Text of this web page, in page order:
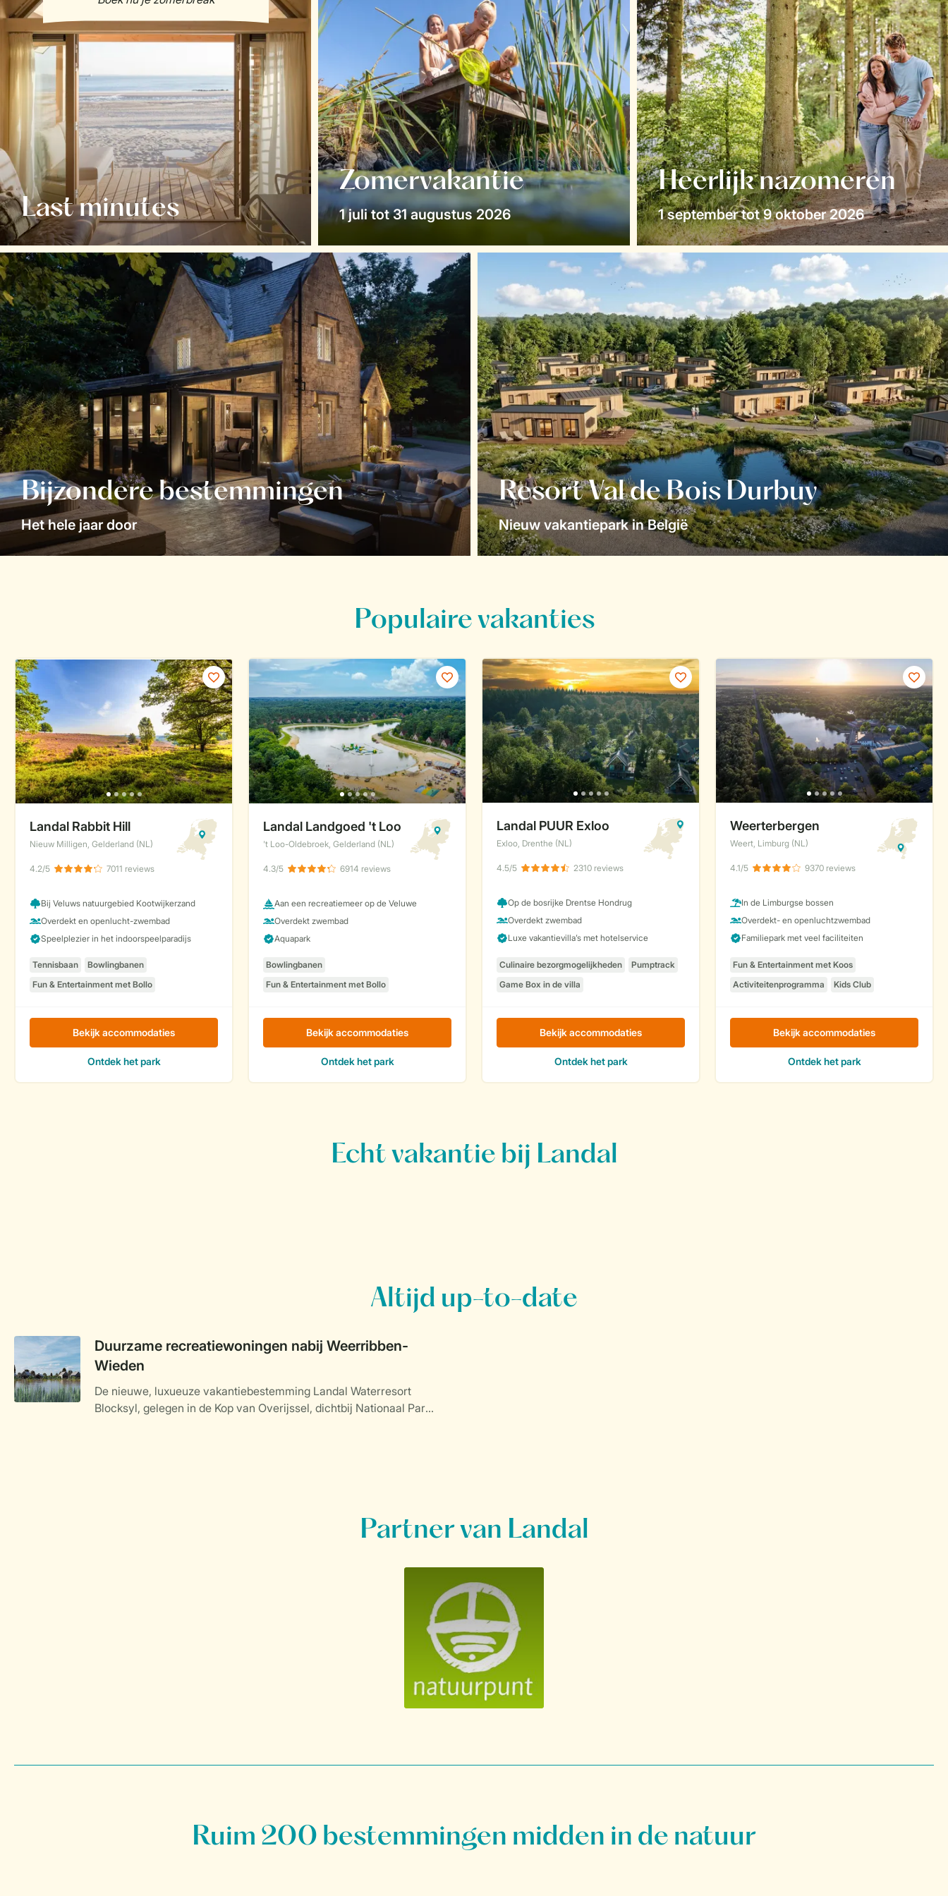
Last minutes
Zomervakantie
1 juli tot 31 augustus 2026
Heerlijk nazomeren
1 september tot 9 oktober 2026
Bijzondere bestemmingen
Het hele jaar door
Resort Val de Bois Durbuy
Nieuw vakantiepark in België
Altijd up-to-date
Duurzame recreatiewoningen nabij Weerribben-
Wieden
De nieuwe, luxueuze vakantiebestemming Landal Waterresort
Blocksyl, gelegen in de Kop van Overijssel, dichtbij Nationaal Park
Partner van Landal
Ruim 200 bestemmingen midden in de natuur